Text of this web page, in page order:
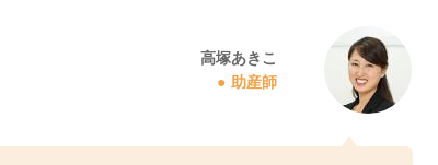
高塚あきこ
助産師